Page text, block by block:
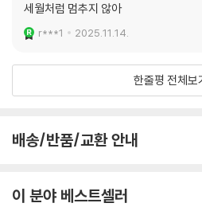
찬와이는 말한다. “나는 우리 도시의 느린
다.” 『동생』의 후반부에서는 2019년 홍
우듯 강렬하지만, 결국 구원도 혁명도 완
이만이 작사한 홍콩 가수 사안기의 노래 「
대표하는 평범하면서도 특별한 존재다. 누
세월처럼 멈추지 않아
r***1 2025.11.14.
한줄평 전체보
배송/반품/교환 안내
이 분야 베스트셀러